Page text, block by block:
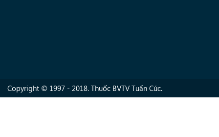
Copyright © 1997 - 2018. Thuốc BVTV Tuấn Cúc.